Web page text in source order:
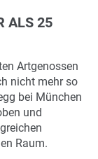
ALS 25
Artgenossen
nicht mehr so
bei München
und
Raum.